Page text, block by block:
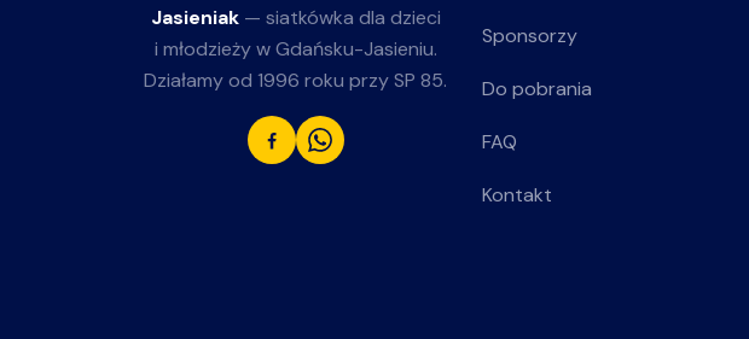
Jasieniak— siatkówka dla dzieci
i młodzieży w Gdańsku-Jasieniu.
Działamy od 1996 roku przy SP 85.
Sponsorzy
Do pobrania
FAQ
Kontakt